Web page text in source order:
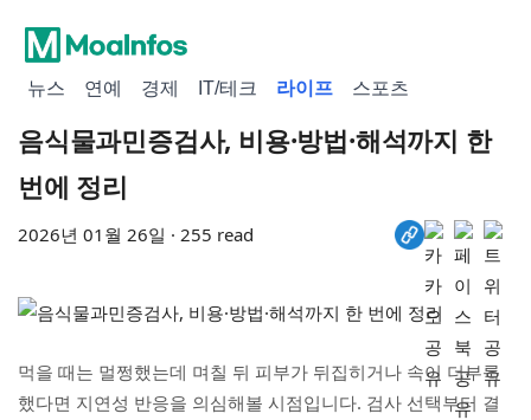
뉴스 연예 경제 IT/테크 라이프 스포츠
음식물과민증검사, 비용·방법·해석까지 한
번에 정리
2026년 01월 26일 · 255 read
먹을 때는 멀쩡했는데 며칠 뒤 피부가 뒤집히거나 속이 더부룩
했다면 지연성 반응을 의심해볼 시점입니다. 검사 선택부터 결